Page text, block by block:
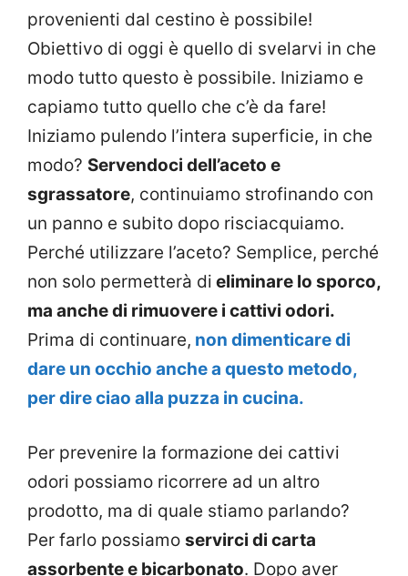
provenienti dal cestino è possibile!
Obiettivo di oggi è quello di svelarvi in che
modo tutto questo è possibile. Iniziamo e
capiamo tutto quello che c’è da fare!
Iniziamo pulendo l’intera superficie, in che
modo? Servendoci dell’aceto e
sgrassatore, continuiamo strofinando con
un panno e subito dopo risciacquiamo.
Perché utilizzare l’aceto? Semplice, perché
non solo permetterà di eliminare lo sporco,
ma anche di rimuovere i cattivi odori.
Prima di continuare, non dimenticare di
dare un occhio anche a questo metodo,
per dire ciao alla puzza in cucina.
Per prevenire la formazione dei cattivi
odori possiamo ricorrere ad un altro
prodotto, ma di quale stiamo parlando?
Per farlo possiamo servirci di carta
assorbente e bicarbonato. Dopo aver